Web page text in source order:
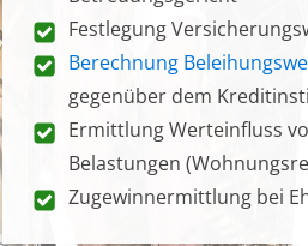
Festlegung
Berechnung
gegenüber dem
Ermittlung Werteinfluss
Belastungen
Zugewinnermittlung bei